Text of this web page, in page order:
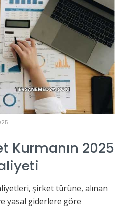
Kurmanın 2025
şirket türüne, alınan
yasal giderlere göre